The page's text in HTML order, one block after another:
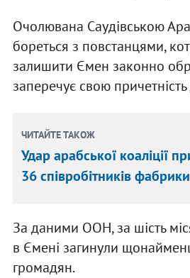
Очолювана Саудівською
бореться з повстанцями,
залишити Ємен законно
заперечує свою
ЧИТАЙТЕ ТАКОЖ
Удар арабської коаліції
36 співробітників
За даними ООН, за шість
в Ємені загинули
громадян.